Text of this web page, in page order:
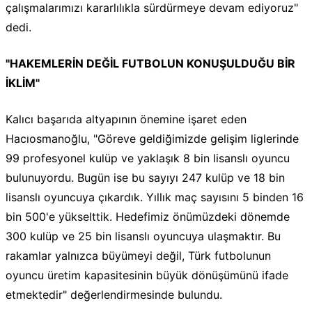
çalışmalarımızı kararlılıkla sürdürmeye devam ediyoruz"
dedi.
"HAKEMLERİN DEĞİL FUTBOLUN KONUŞULDUĞU BİR
İKLİM"
Kalıcı başarıda altyapının önemine işaret eden
Hacıosmanoğlu, "Göreve geldiğimizde gelişim liglerinde
99 profesyonel kulüp ve yaklaşık 8 bin lisanslı oyuncu
bulunuyordu. Bugün ise bu sayıyı 247 kulüp ve 18 bin
lisanslı oyuncuya çıkardık. Yıllık maç sayısını 5 binden 16
bin 500'e yükselttik. Hedefimiz önümüzdeki dönemde
300 kulüp ve 25 bin lisanslı oyuncuya ulaşmaktır. Bu
rakamlar yalnızca büyümeyi değil, Türk futbolunun
oyuncu üretim kapasitesinin büyük dönüşümünü ifade
etmektedir" değerlendirmesinde bulundu.